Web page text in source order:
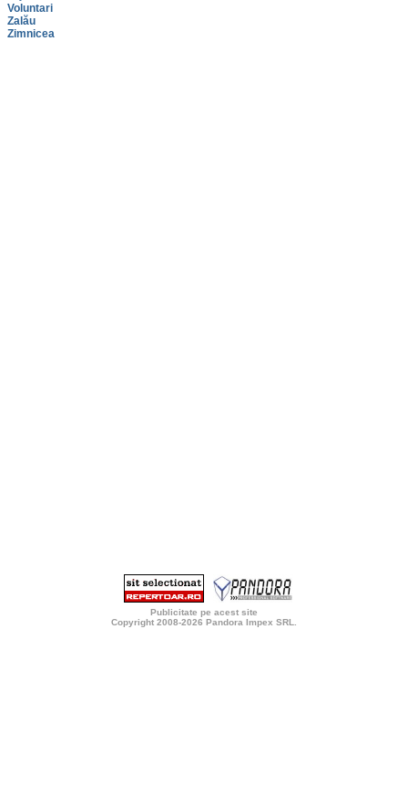
Voluntari
Zalău
Zimnicea
Publicitate pe acest site
Copyright 2008-2026 Pandora Impex SRL